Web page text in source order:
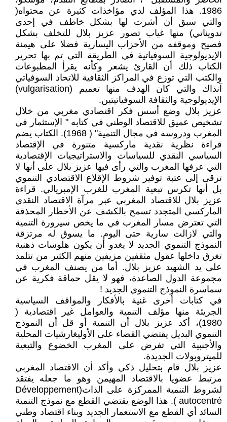
1986. هذا المؤلف لدي مؤاخذات كثيرة عن محتواه(
والتي سبق أن أشرت لها بشكل خاطف في إحدى
تدويناتي) منها غياب تصور عزيز بلال للتخلف بشكل
فصيح وموقفه من الأحزاب اليسارية فضلا على هيمنة
الإيديولوجية السوفياتية في الطريقة التي تم بها تحرير
الكتاب ذلك أن القارئ يشعر وكأنه يقرأ المطبوعات
والكتب التي توزع في المراكز الثقافية للاتحاد السوفياتي
آنذاك والتي كان الهدف منها تعميم (vulgarisation)
الإيديولوجية والثقافة السوفياتيتين.
عزيز بلال وضع أسس فكر اقتصادي مغربي من خلال
تشخيص عميق للاقتصاد الوطني في كتابه " الإستثمار في
المغرب ودروسه في مجال التنمية" ( 1968). الكتاب يضم
قراءة نظرية نقدية ماركسية متنورة في الإقتصاد
السياسي النقدي للسياسات والاستراتيجيات الإقتصادية
التي عرفها المغرب والتي رأى فيها عزيز بلال على أنها لا
ترقى إلى عتبة توفير شروط الإقلاع الاقتصادي التنموي
بل أنها تكرس تبعية المغرب للغرب الإمبريالي. قراءة
عزيز بلال للاقتصاد المغربي عبر مرآة الاقتصاد النقدي
الماركسي المتجدد تسمح بالكشف عن الأخطار المحذقة
التي تعترض مسار المغرب في ما يخص سيرورة التنمية
والتي لازالت سارية حتى اليوم. ما يسوق له مرتزقة
النموذج التنموي الجديد لا يغدو أن يكون هلوسات ذهنية
تغرق داخلها عقول مثقفين مزيفين منهم الكثير من تتلمذ
على يد الشهيد عزيز بلال. أما من يصنف المغرب في
مجموعة الدول الصاعدة، فهو لا يقل حماقة فكرية عن
سماسرة النموذج التنموي الجديد !
في كتابات أخرى غنية بالأفكار والمواقف السياسية
الجريئة منها مؤلف التنمية والعوامل غير اقتصادية (
1980)، أكد عزيز بلال أن التنمية أو قل أن النموذج
التنموي البديل يقتضي القضاء على الأوليغارشيات المحلية
والأجنبية التي تفرض على المغرب الخضوع والتبعية
للميتروبولات الجديدة.
عزيز بلال قام بتحليل ذكي وأكد أن الاقتصاد المغربي
مرتبط عضويا بالاقتصاد المهيمن وهو ما جعله يفتقد
لشروط التنمية الممركزة على الذات(Développement
autocentré ). هذا الوضع يقتضي القطع مع نموذج التنمية
السائد أي القطع مع الاستعمار الجديد وبناء اقتصاد وطني